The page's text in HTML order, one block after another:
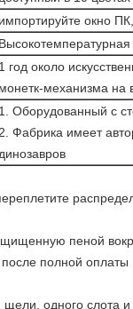
импортируйте окно
1 год около
монетк-механизма на
1. Оборудованный с
2. Фабрика имеет
динозавров
пеной
полной оплаты
одного слота и